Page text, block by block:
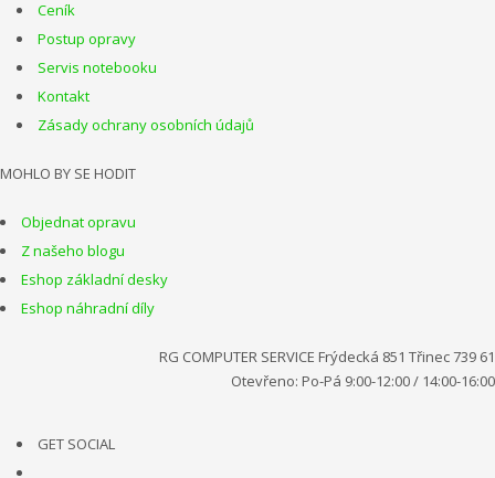
Ceník
Postup opravy
Servis notebooku
Kontakt
Zásady ochrany osobních údajů
MOHLO BY SE HODIT
Objednat opravu
Z našeho blogu
Eshop základní desky
Eshop náhradní díly
RG COMPUTER SERVICE Frýdecká 851 Třinec 739 61
Otevřeno: Po-Pá 9:00-12:00 / 14:00-16:00
GET SOCIAL